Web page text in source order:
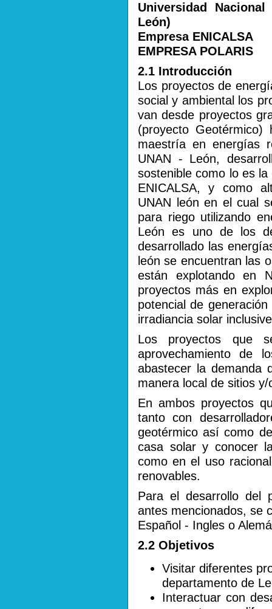
Universidad
León)
Empresa ENICALSA
EMPRESA POLARIS
2.1 Introducción
Los proyectos de
social y ambiental los
van desde proyectos
(proyecto
maestría en energías
UNAN - León,
sostenible como lo es
ENICALSA, y como
UNAN león en el cual
para riego utilizando
León es uno de los
desarrollado las
león se encuentran las
están explotando en
proyectos más en
potencial de
irradiancia solar
Los proyectos que
aprovechamiento de
abastecer la demanda
manera local de sitios
En ambos proyectos
tanto con
geotérmico así como
casa solar y conocer
como en el uso
renovables.
Para el desarrollo del
antes mencionados, se
Español - Ingles o
2.2 Objetivos
Visitar diferentes
departamento de
Interactuar con